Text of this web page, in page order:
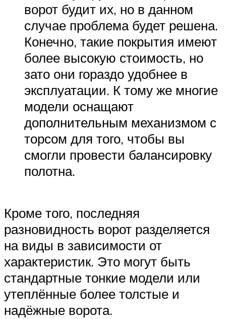
ворот будит их, но в данном
случае проблема будет решена.
Конечно, такие покрытия имеют
более высокую стоимость, но
зато они гораздо удобнее в
эксплуатации. К тому же многие
модели оснащают
дополнительным механизмом с
торсом для того, чтобы вы
смогли провести балансировку
полотна.
Кроме того, последняя
разновидность ворот разделяется
на виды в зависимости от
характеристик. Это могут быть
стандартные тонкие модели или
утеплённые более толстые и
надёжные ворота.